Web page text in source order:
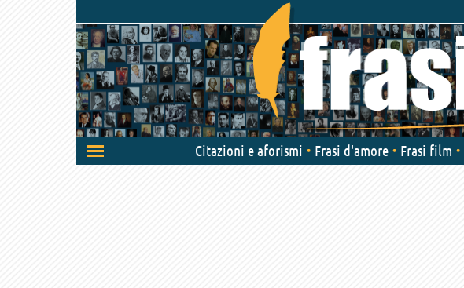
Attiva/disattiva
navigazione
Citazioni e aforismi Frasi d'amore Frasi film